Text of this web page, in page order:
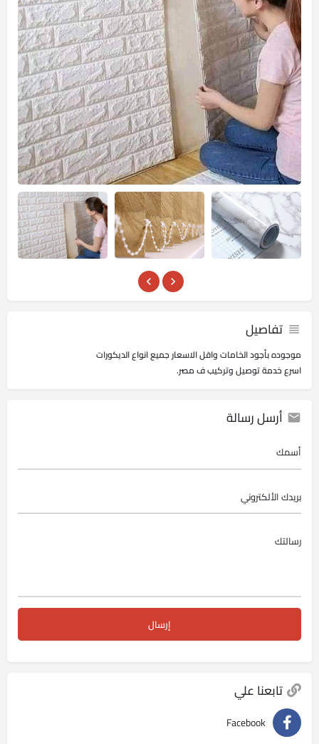
تفاصيل
موجوده بأجود الخامات واقل الاسعار جميع انواع الديكورات
اسرع خدمة توصيل وتركيب ف مصر.
أرسل رسالة
تابعنا علي
Facebook